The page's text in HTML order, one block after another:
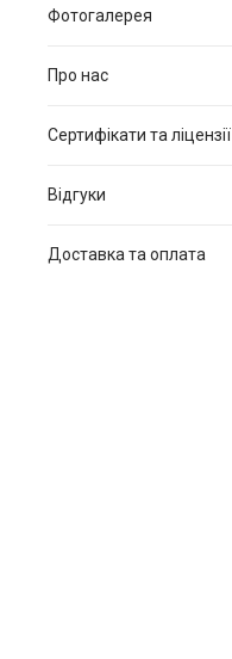
Фотогалерея
Про нас
Сертифікати та ліцензії
Відгуки
Доставка та оплата